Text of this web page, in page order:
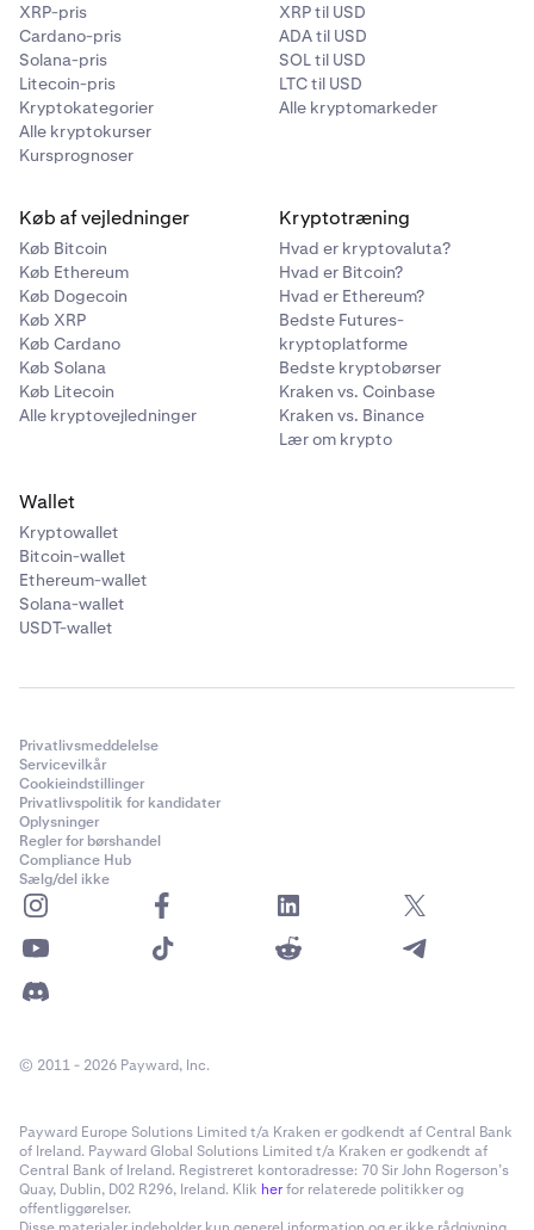
XRP-pris
Cardano-pris
Solana-pris
Litecoin-pris
Kryptokategorier
Alle kryptokurser
Kursprognoser
XRP til USD
ADA til USD
SOL til USD
LTC til USD
Alle kryptomarkeder
Køb af vejledninger
Køb Bitcoin
Køb Ethereum
Køb Dogecoin
Køb XRP
Køb Cardano
Køb Solana
Køb Litecoin
Alle kryptovejledninger
Kryptotræning
Hvad er kryptovaluta?
Hvad er Bitcoin?
Hvad er Ethereum?
Bedste Futures-
kryptoplatforme
Bedste kryptobørser
Kraken vs. Coinbase
Kraken vs. Binance
Lær om krypto
Wallet
Kryptowallet
Bitcoin-wallet
Ethereum-wallet
Solana-wallet
USDT-wallet
Privatlivsmeddelelse
Servicevilkår
Cookieindstillinger
Privatlivspolitik for kandidater
Oplysninger
Regler for børshandel
Compliance Hub
Sælg/del ikke
© 2011 - 2026 Payward, Inc.
Payward Europe Solutions Limited t/a Kraken er godkendt af Central Bank
of Ireland. Payward Global Solutions Limited t/a Kraken er godkendt af
Central Bank of Ireland. Registreret kontoradresse: 70 Sir John Rogerson’s
Quay, Dublin, D02 R296, Ireland. Klik herfor relaterede politikker og
offentliggørelser.